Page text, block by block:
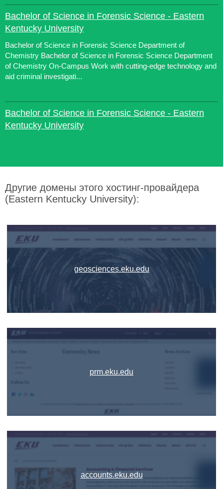
Bachelor of Science in Forensic Science - Eastern
Kentucky University
Bachelor of Science in Forensic Science Department of
Chemistry Bachelor of Science in Forensic Science Department
of Chemistry On-Campus Work with cutting-edge technology and
aid criminal investigati...
Bachelor of Science in Forensic Science - Eastern
Kentucky University
Другие домены этого хостинг-провайдера
(Eastern Kentucky University):
geosciences.eku.edu
prm.eku.edu
accounts.eku.edu